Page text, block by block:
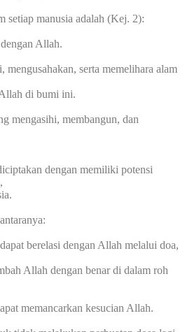
setiap manusia adalah (Kej. 2):
Allah.
mengusahakan, serta memelihara alam
di bumi ini.
mengasihi, membangun, dan
dengan memiliki potensi
berelasi dengan Allah melalui doa,
Allah dengan benar di dalam roh
memancarkan kesucian Allah.